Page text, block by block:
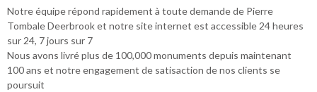
Notre équipe répond rapidement à toute demande de Pierre
Tombale Deerbrook et notre site internet est accessible 24 heures
sur 24, 7 jours sur 7
Nous avons livré plus de 100,000 monuments depuis maintenant
100 ans et notre engagement de satisaction de nos clients se
poursuit